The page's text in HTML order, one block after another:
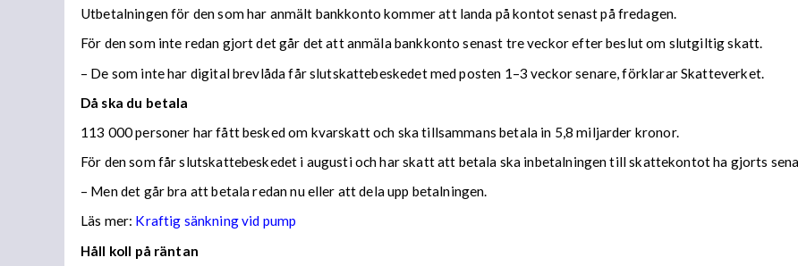
Utbetalningen för den som har anmält bankkonto kommer att landa på kontot senast på fredagen.
För den som inte redan gjort det går det att anmäla bankkonto senast tre veckor efter beslut om slutgiltig skatt.
– De som inte har digital brevlåda får slutskattebeskedet med posten 1–3 veckor senare, förklarar Skatteverket.
Då ska du betala
113 000 personer har fått besked om kvarskatt och ska tillsammans betala in 5,8 miljarder kronor.
För den som får slutskattebeskedet i augusti och har skatt att betala ska inbetalningen till skattekontot ha gjorts
– Men det går bra att betala redan nu eller att dela upp betalningen.
Läs mer: Kraftig sänkning vid pump
Håll koll på räntan